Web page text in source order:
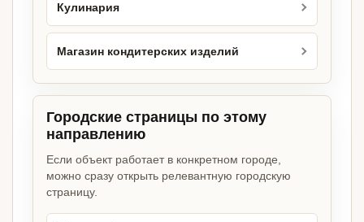
Кулинария
Магазин кондитерских изделий
Городские страницы по этому
направлению
Если объект работает в конкретном городе,
можно сразу открыть релевантную городскую
страницу.